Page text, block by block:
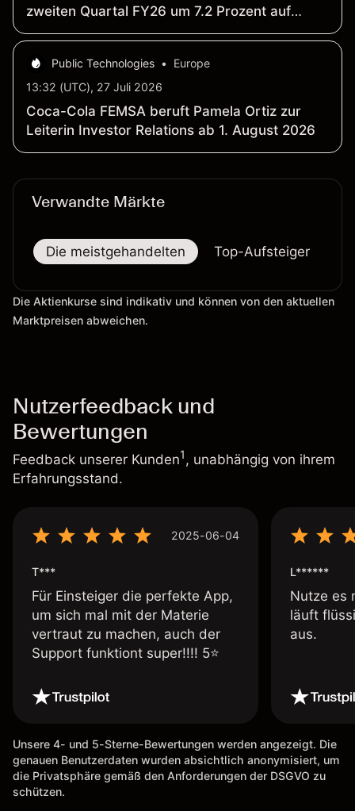
zweiten Quartal FY26 um 7.2 Prozent auf
18.47 Milliarden MXN; Umsatz wächst um 9.3
Public Technologies •
Europe
13:32 (UTC), 27 Juli 2026
Coca-Cola FEMSA beruft Pamela Ortiz zur
Leiterin Investor Relations ab 1. August 2026
Verwandte Märkte
Die meistgehandelten Top-Aufsteiger
Die Aktienkurse sind indikativ und können von den aktuellen
Marktpreisen abweichen.
Nutzerfeedback und
Bewertungen
Feedback unserer Kunden1, unabhängig von ihrem
Erfahrungsstand.
2025-06-04
T***
Für Einsteiger die perfekte App,
um sich mal mit der Materie
vertraut zu machen, auch der
Support funktiont super!!!! 5⭐️
L******
Nutze es
läuft
aus.
Unsere 4- und 5-Sterne-Bewertungen werden angezeigt. Die
genauen Benutzerdaten wurden absichtlich anonymisiert, um
die Privatsphäre gemäß den Anforderungen der DSGVO zu
schützen.